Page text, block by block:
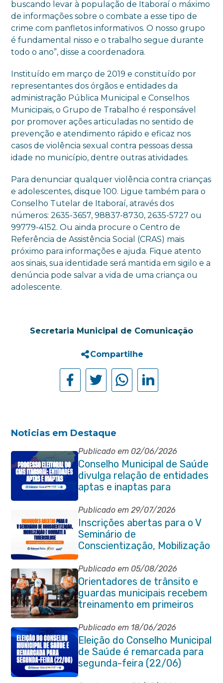
buscando levar à população de Itaboraí o máximo
de informações sobre o combate a esse tipo de
crime com panfletos informativos. O nosso grupo
é fundamental nisso e o trabalho segue durante
todo o ano”, disse a coordenadora.
Instituído em março de 2019 e constituído por
representantes dos órgãos e entidades da
administração Pública Municipal e Conselhos
Municipais, o Grupo de Trabalho é responsável
por promover ações articuladas no sentido de
prevenção e atendimento rápido e eficaz nos
casos de violência sexual contra pessoas dessa
idade no município, dentre outras atividades.
Para denunciar qualquer violência contra crianças
e adolescentes, disque 100. Ligue também para o
Conselho Tutelar de Itaboraí, através dos
números: 2635-3657, 98837-8730, 2635-5727 ou
99779-4152. Ou ainda procure o Centro de
Referência de Assistência Social (CRAS) mais
próximo para informações e ajuda. Fique atento
aos sinais, sua identidade será mantida em sigilo e a
denúncia pode salvar a vida de uma criança ou
adolescente.
Secretaria Municipal de Comunicação
Compartilhe
Noticias em Destaque
Publicado em 02/06/2026
Conselho Municipal de Saúde
divulga relação de entidades
aptas e inaptas para
processo eleitoral do
quadriênio 2026-2030
Publicado em 29/07/2026
Inscrições abertas para o V
Seminário de
Conscientização, Mobilização
e Combate à Tuberculose em
Itaboraí
Publicado em 05/08/2026
Orientadores de trânsito e
guardas municipais recebem
treinamento em primeiros
socorros em Itaboraí
Publicado em 18/06/2026
Eleição do Conselho Municipal
de Saúde é remarcada para
segunda-feira (22/06)